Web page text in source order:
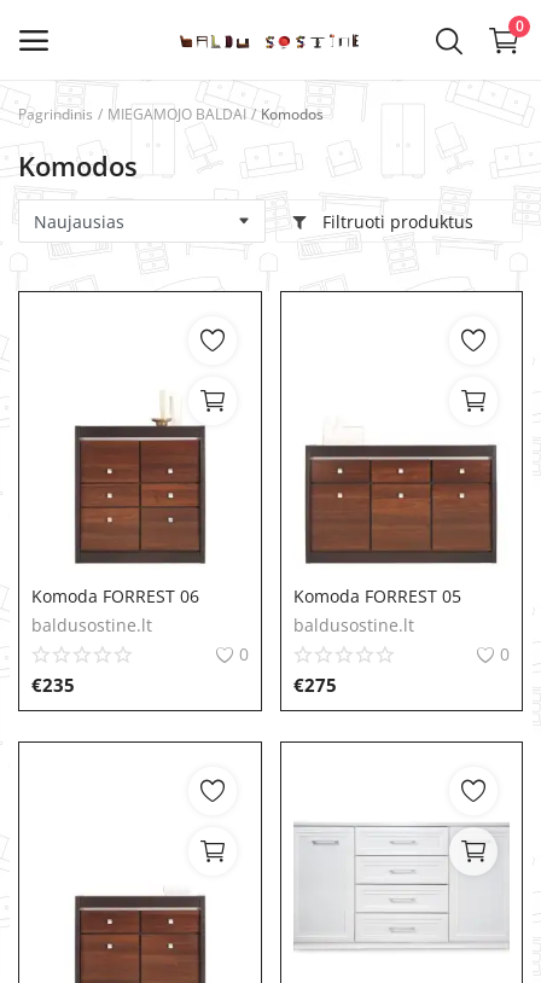
0
Kategorijos
Pagrindinis meniu
VIRTUVĖS BALDAI
MIEGAMOJO BALDAI
PRIEŠKAMBARIO BALDAI
MINKŠTI BALDAI
Pagrindinis MIEGAMOJO BALDAI Komodos
Komodos
Filtruoti produktus
Komoda FORREST 06
baldusostine.lt
0
€235
Komoda FORREST 05
baldusostine.lt
0
€275